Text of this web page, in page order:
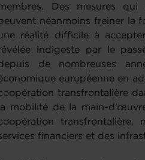
Des mesures qui
néanmoins freiner la
réalité difficile à
indigeste par le
de nombreuses
européenne en
transfrontalière
la mobilité de la main-
transfrontalière,
financiers et des